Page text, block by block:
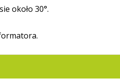
około 30°.